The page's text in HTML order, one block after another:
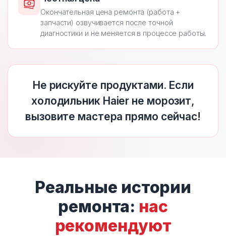
Окончательная цена ремонта (работа +
запчасти) озвучивается после точной
диагностики и не меняется в процессе работы.
Не рискуйте продуктами. Если
холодильник Haier не морозит,
вызовите мастера прямо сейчас!
Реальные истории
ремонта: нас
рекомендуют